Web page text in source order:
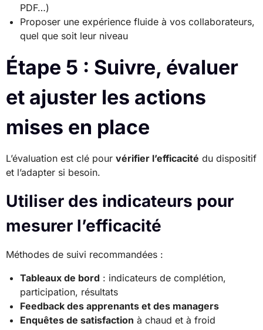
PDF…)
Proposer une expérience fluide à vos collaborateurs,
quel que soit leur niveau
Étape 5 : Suivre, évaluer
et ajuster les actions
mises en place
L’évaluation est clé pour vérifier l’efficacité du dispositif
et l’adapter si besoin.
Utiliser des indicateurs pour
mesurer l’efficacité
Méthodes de suivi recommandées :
Tableaux de bord : indicateurs de complétion,
participation, résultats
Feedback des apprenants et des managers
Enquêtes de satisfaction à chaud et à froid